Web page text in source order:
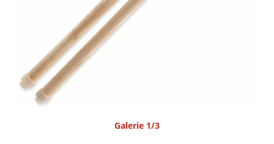
Galerie 1/3